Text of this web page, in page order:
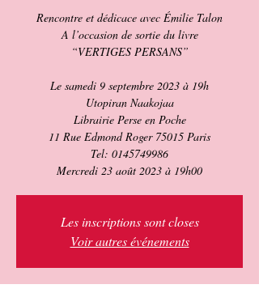
Rencontre et dédicace avec Émilie Talon
A l’occasion de sortie du livre
“VERTIGES PERSANS”
Le samedi 9 septembre 2023 à 19h
Utopiran Naakojaa
Librairie Perse en Poche
11 Rue Edmond Roger 75015 Paris
Tel: 0145749986
Mercredi 23 août 2023 à 19h00
Les inscriptions sont closes
Voir autres événements